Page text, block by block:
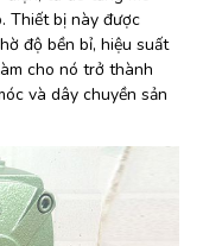
Thiết bị này được
độ bền bỉ, hiệu suất
cho nó trở thành
và dây chuyền sản